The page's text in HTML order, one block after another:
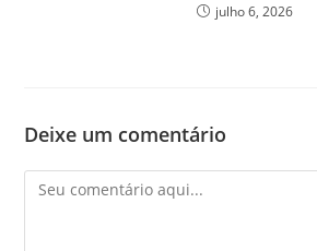
julho 6, 2026
Deixe um comentário
Comentário